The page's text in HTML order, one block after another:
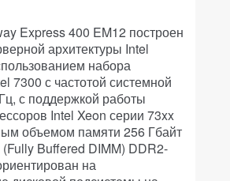
Express 400 EM12 построен
архитектуры Intel
набора
7300 с частотой системной
с поддержкой работы
Intel Xeon серии 73xx
объемом памяти 256 Гбайт
Buffered DIMM) DDR2-
на